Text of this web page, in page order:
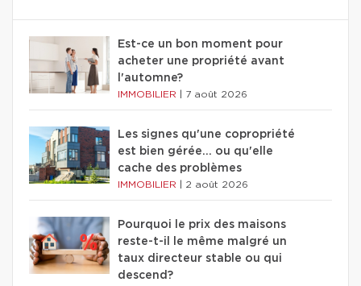
Est-ce un bon moment pour
acheter une propriété avant
l'automne?
IMMOBILIER 7 août 2026
Les signes qu'une copropriété
est bien gérée… ou qu'elle
cache des problèmes
IMMOBILIER 2 août 2026
Pourquoi le prix des maisons
reste-t-il le même malgré un
taux directeur stable ou qui
descend?